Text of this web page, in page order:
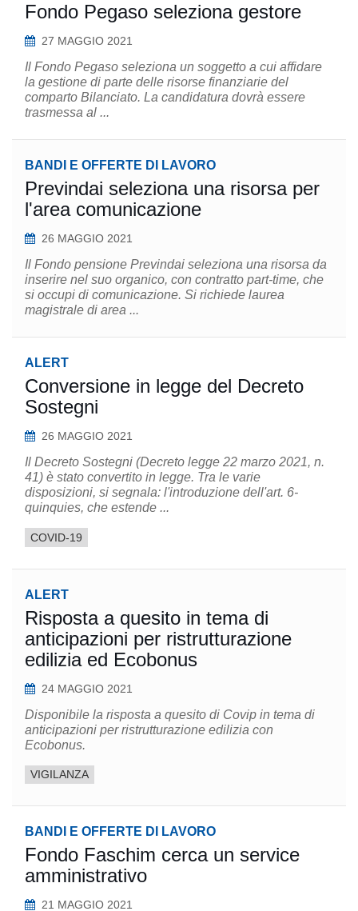
Fondo Pegaso seleziona gestore
27 MAGGIO 2021
Il Fondo Pegaso seleziona un soggetto a cui affidare
la gestione di parte delle risorse finanziarie del
comparto Bilanciato. La candidatura dovrà essere
trasmessa al ...
BANDI E OFFERTE DI LAVORO
Previndai seleziona una risorsa per
l'area comunicazione
26 MAGGIO 2021
Il Fondo pensione Previndai seleziona una risorsa da
inserire nel suo organico, con contratto part-time, che
si occupi di comunicazione. Si richiede laurea
magistrale di area ...
ALERT
Conversione in legge del Decreto
Sostegni
26 MAGGIO 2021
Il Decreto Sostegni (Decreto legge 22 marzo 2021, n.
41) è stato convertito in legge. Tra le varie
disposizioni, si segnala: l'introduzione dell'art. 6-
quinquies, che estende ...
COVID-19
ALERT
Risposta a quesito in tema di
anticipazioni per ristrutturazione
edilizia ed Ecobonus
24 MAGGIO 2021
Disponibile la risposta a quesito di Covip in tema di
anticipazioni per ristrutturazione edilizia con
VIGILANZA
BANDI E OFFERTE DI LAVORO
Fondo Faschim cerca un service
amministrativo
21 MAGGIO 2021